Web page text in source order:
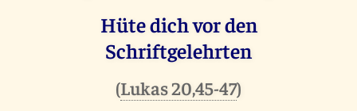
Hüte dich vor den
Schriftgelehrten
(Lukas 20,45-47)